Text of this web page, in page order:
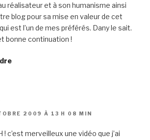
réalisateur et à son humanisme ainsi
blog pour sa mise en valeur de cet
est l’un de mes préférés. Dany le sait.
bonne continuation !
2009 À 13 H 08 MIN
! c’est merveilleux une vidéo que j’ai